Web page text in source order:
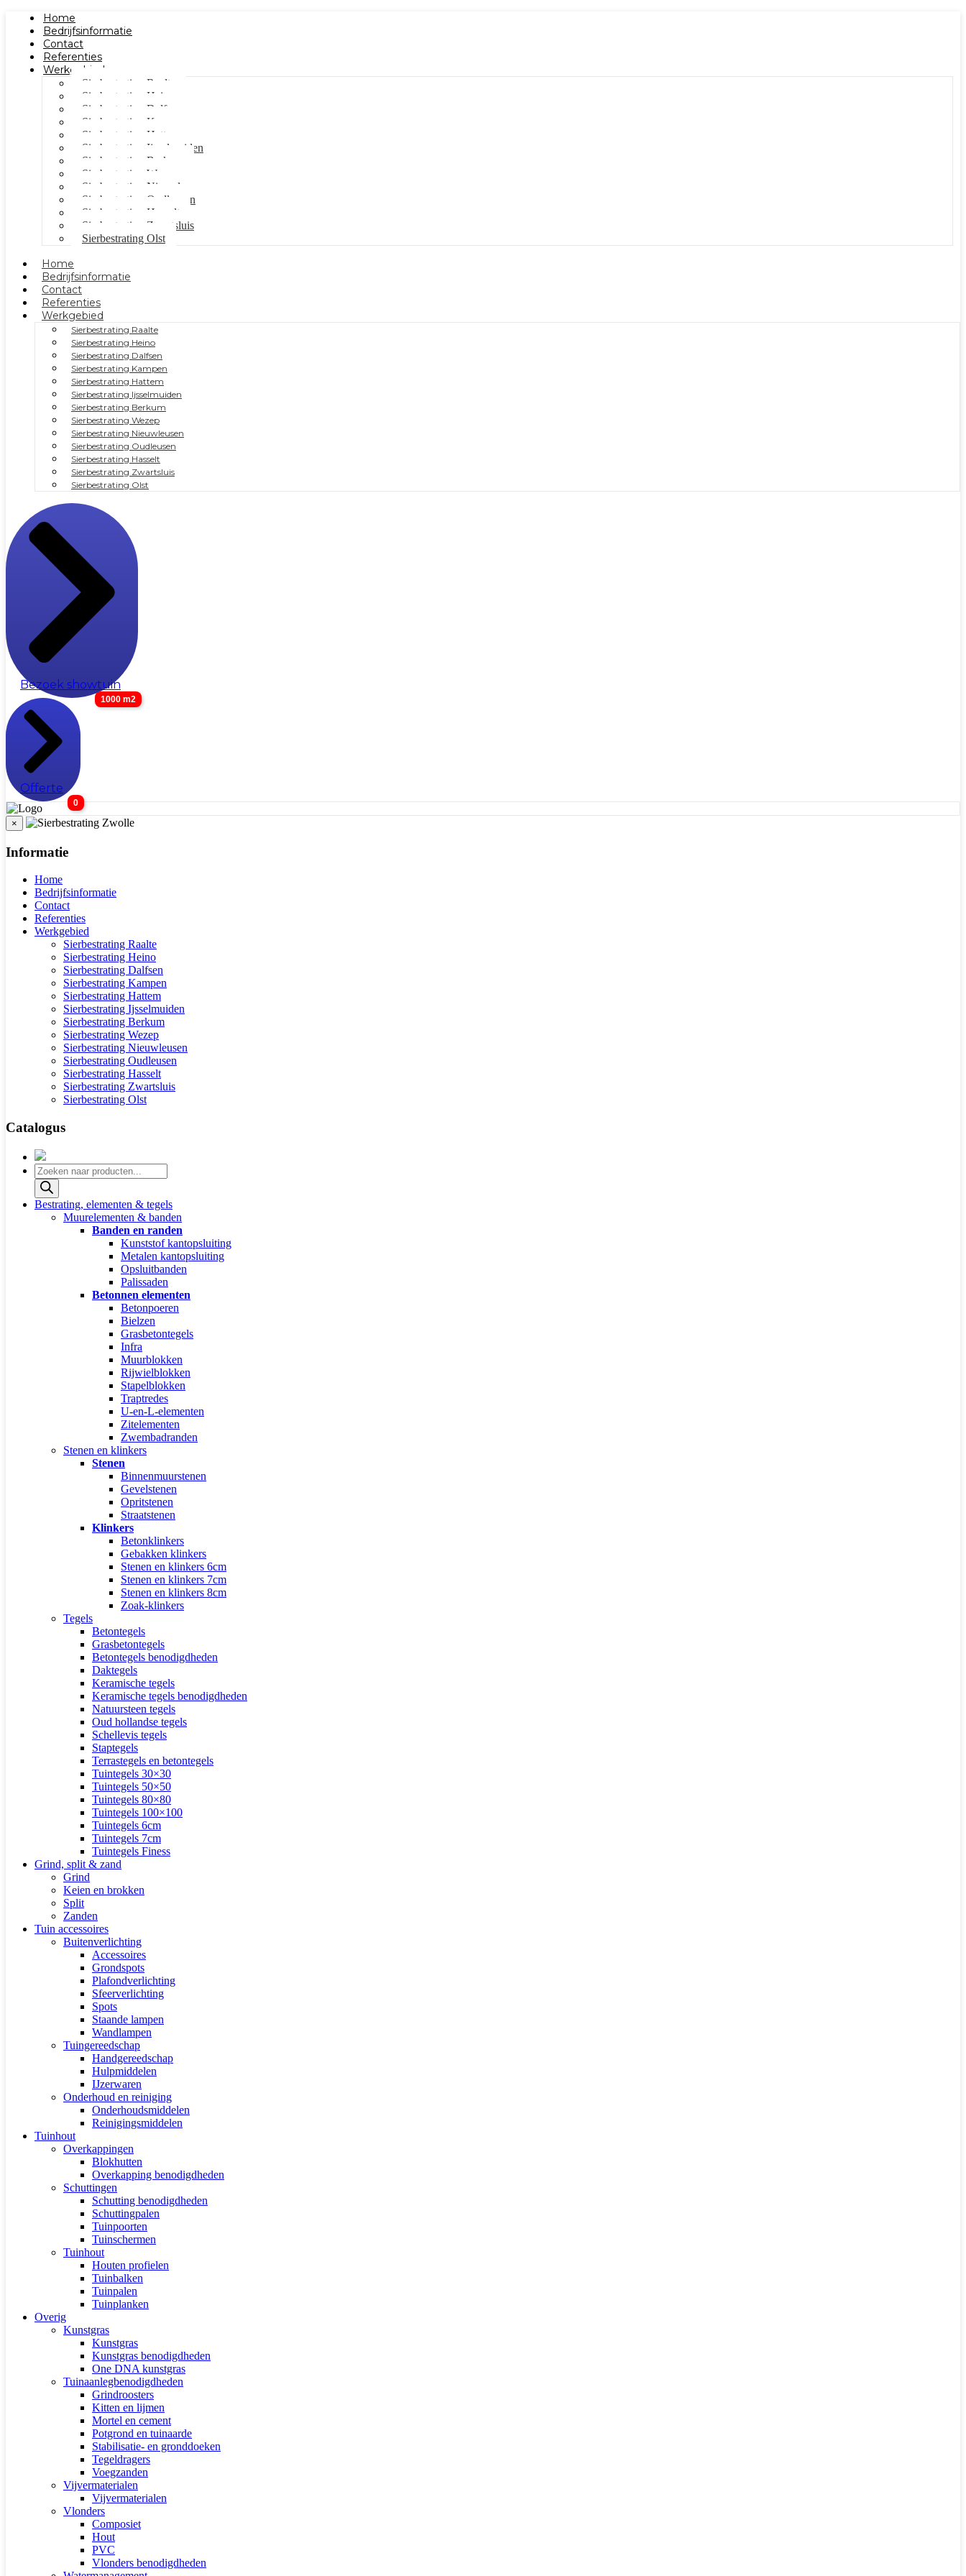
Home
Bedrijfsinformatie
Contact
Referenties
Werkgebied
Sierbestrating Raalte
Sierbestrating Heino
Sierbestrating Dalfsen
Sierbestrating Kampen
Sierbestrating Hattem
Sierbestrating Ijsselmuiden
Sierbestrating Berkum
Sierbestrating Wezep
Sierbestrating Nieuwleusen
Sierbestrating Oudleusen
Sierbestrating Hasselt
Sierbestrating Zwartsluis
Sierbestrating Olst
Home
Bedrijfsinformatie
Contact
Referenties
Werkgebied
Sierbestrating Raalte
Sierbestrating Heino
Sierbestrating Dalfsen
Sierbestrating Kampen
Sierbestrating Hattem
Sierbestrating Ijsselmuiden
Sierbestrating Berkum
Sierbestrating Wezep
Sierbestrating Nieuwleusen
Sierbestrating Oudleusen
Sierbestrating Hasselt
Sierbestrating Zwartsluis
Sierbestrating Olst
Bezoek showtuin
1000 m2
Offerte
0
×
Informatie
Home
Bedrijfsinformatie
Contact
Referenties
Werkgebied
Sierbestrating Raalte
Sierbestrating Heino
Sierbestrating Dalfsen
Sierbestrating Kampen
Sierbestrating Hattem
Sierbestrating Ijsselmuiden
Sierbestrating Berkum
Sierbestrating Wezep
Sierbestrating Nieuwleusen
Sierbestrating Oudleusen
Sierbestrating Hasselt
Sierbestrating Zwartsluis
Sierbestrating Olst
Catalogus
Producten
zoeken
Bestrating, elementen & tegels
Muurelementen & banden
Banden en randen
Kunststof kantopsluiting
Metalen kantopsluiting
Opsluitbanden
Palissaden
Betonnen elementen
Betonpoeren
Bielzen
Grasbetontegels
Infra
Muurblokken
Rijwielblokken
Stapelblokken
Traptredes
U-en-L-elementen
Zitelementen
Zwembadranden
Stenen en klinkers
Stenen
Binnenmuurstenen
Gevelstenen
Opritstenen
Straatstenen
Klinkers
Betonklinkers
Gebakken klinkers
Stenen en klinkers 6cm
Stenen en klinkers 7cm
Stenen en klinkers 8cm
Zoak-klinkers
Tegels
Betontegels
Grasbetontegels
Betontegels benodigdheden
Daktegels
Keramische tegels
Keramische tegels benodigdheden
Natuursteen tegels
Oud hollandse tegels
Schellevis tegels
Staptegels
Terrastegels en betontegels
Tuintegels 30×30
Tuintegels 50×50
Tuintegels 80×80
Tuintegels 100×100
Tuintegels 6cm
Tuintegels 7cm
Tuintegels Finess
Grind, split & zand
Grind
Keien en brokken
Split
Zanden
Tuin accessoires
Buitenverlichting
Accessoires
Grondspots
Plafondverlichting
Sfeerverlichting
Spots
Staande lampen
Wandlampen
Tuingereedschap
Handgereedschap
Hulpmiddelen
IJzerwaren
Onderhoud en reiniging
Onderhoudsmiddelen
Reinigingsmiddelen
Tuinhout
Overkappingen
Blokhutten
Overkapping benodigdheden
Schuttingen
Schutting benodigdheden
Schuttingpalen
Tuinpoorten
Tuinschermen
Tuinhout
Houten profielen
Tuinbalken
Tuinpalen
Tuinplanken
Overig
Kunstgras
Kunstgras
Kunstgras benodigdheden
One DNA kunstgras
Tuinaanlegbenodigdheden
Grindroosters
Kitten en lijmen
Mortel en cement
Potgrond en tuinaarde
Stabilisatie- en gronddoeken
Tegeldragers
Voegzanden
Vijvermaterialen
Vijvermaterialen
Vlonders
Composiet
Hout
PVC
Vlonders benodigdheden